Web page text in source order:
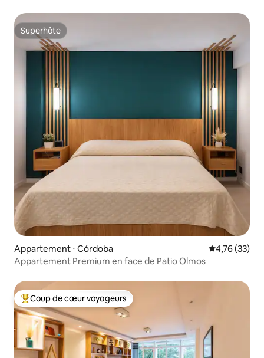
Superhôte
Superhôte
Appartement ⋅ Córdoba Évaluation
4,76 (33)
Appartement Premium en face de Patio Olmos
Coups de cœur voyageurs les plus appréciés
Coup de cœur voyageurs